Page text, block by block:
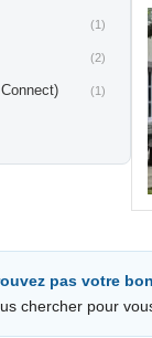
(1)
(2)
(1)
pas votre
chercher pour